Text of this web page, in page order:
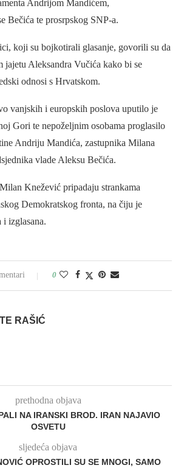
Andrijom Mandićem,
Bečića te prosrpskog SNP-a.
koji su bojkotirali glasanje, govorili su da
jajetu Aleksandra Vučića kako bi se
odnosi s Hrvatskom.
vanjskih i europskih poslova uputilo je
Gori te nepoželjnim osobama proglasilo
Andriju Mandića, zastupnika Milana
vlade Aleksu Bečića.
Knežević pripadaju strankama
Demokratskog fronta, na čiju je
izglasana.
0
RAŠIĆ
prethodna objava
NA IRANSKI BROD. IRAN NAJAVIO
OSVETU
sljedeća objava
OPROSTILI SU SE MNOGI, SAMO